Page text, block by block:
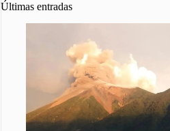
Últimas entradas